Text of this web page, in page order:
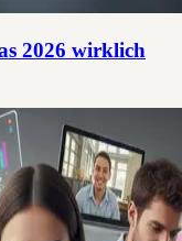
2026 wirklich